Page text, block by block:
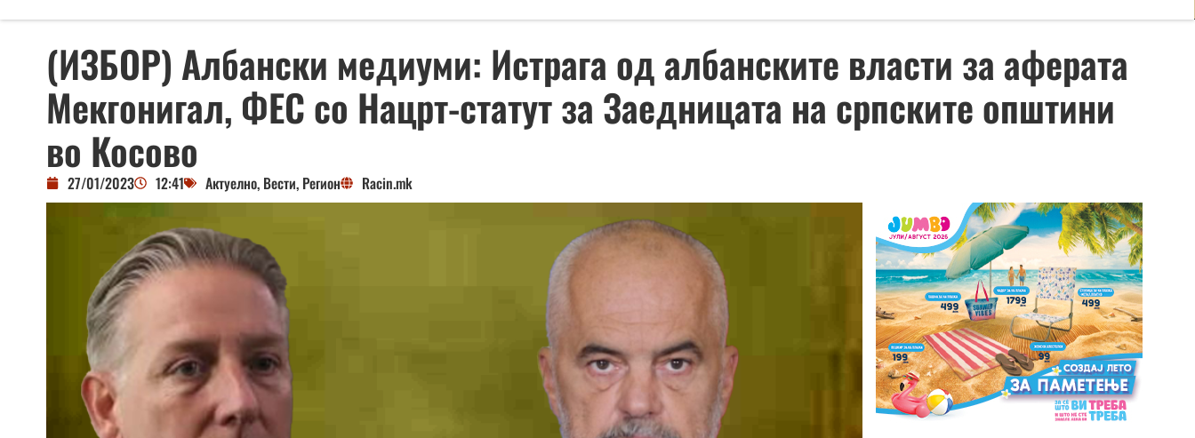
(ИЗБОР) Албански медиуми: Истрага од албанските власти за аферата
Мекгонигал, ФЕС со Нацрт-статут за Заедницата на српските општини
во Косово
27/01/2023 12:41 Актуелно, Вести, Регион Racin.mk